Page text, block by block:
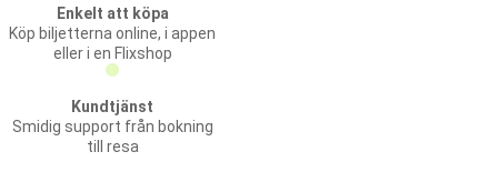
Enkelt att köpa
Köp biljetterna online, i appen
eller i en Flixshop
Kundtjänst
Smidig support från bokning
till resa